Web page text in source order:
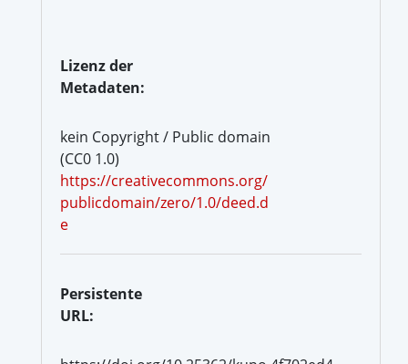
Lizenz der
Metadaten:
kein Copyright / Public domain
(CC0 1.0)
https://creativecommons.org/
publicdomain/zero/1.0/deed.d
e
Persistente
URL: